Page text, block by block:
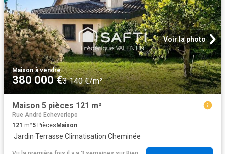
Voir la photo
Maison·à vendre
380 000 €3 140 €/m²
Maison 5 pièces 121 m²
Rue André Echeverlepo
121 m²5 Pièces Maison
·Jardin·Terrasse·Climatisation·Cheminée